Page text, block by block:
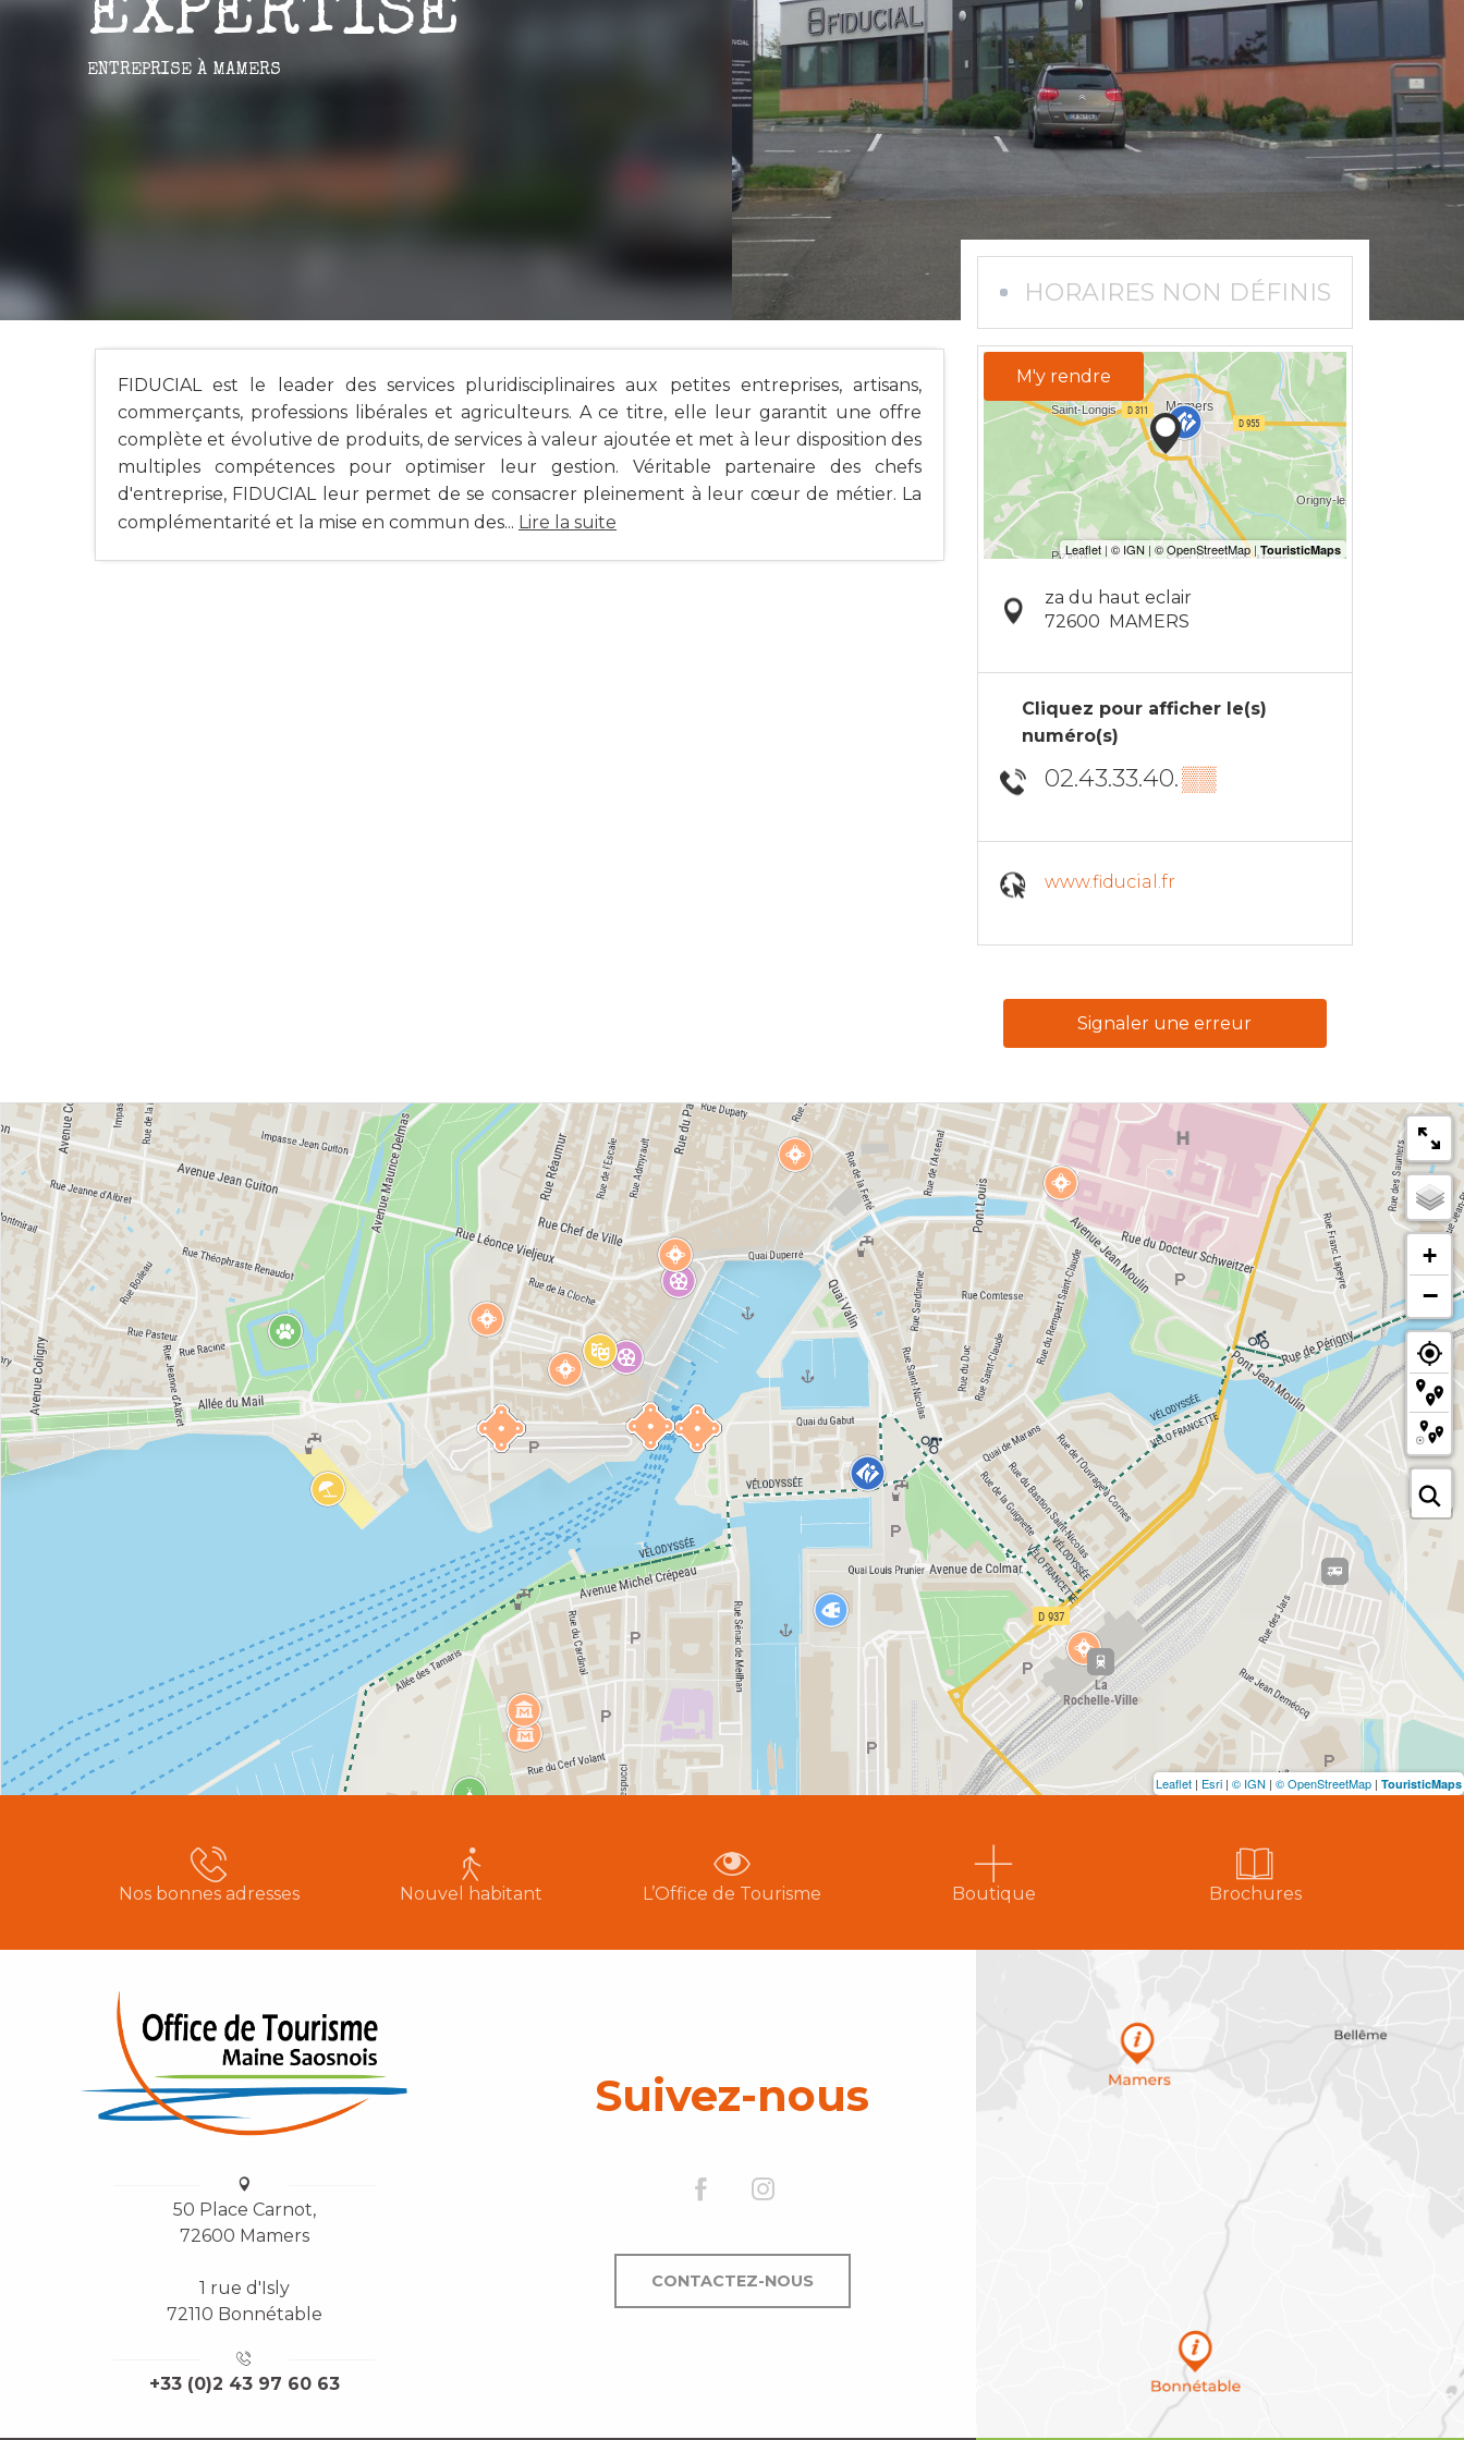
EXPERTISE
ENTREPRISE À MAMERS
FIDUCIAL est le leader des services pluridisciplinaires aux petites entreprises, artisans,
commerçants, professions libérales et agriculteurs. A ce titre, elle leur garantit une offre
complète et évolutive de produits, de services à valeur ajoutée et met à leur disposition des
multiples compétences pour optimiser leur gestion. Véritable partenaire des chefs
d'entreprise, FIDUCIAL leur permet de se consacrer pleinement à leur cœur de métier. La
complémentarité et la mise en commun des... Lire la suite
HORAIRES NON DÉFINIS
M'y rendre
za du haut eclair
72600
MAMERS
Cliquez pour afficher le(s)
numéro(s)
02.43.33.40.▒▒
www.fiducial.fr
Signaler une erreur
+
−
Leaflet | Esri | © IGN | © OpenStreetMap | TouristicMaps
Nos bonnes adresses Nouvel habitant L’Office de Tourisme Boutique Brochures
50 Place Carnot,
72600 Mamers
1 rue d'Isly
72110 Bonnétable
+33 (0)2 43 97 60 63
Suivez-nous
CONTACTEZ-NOUS